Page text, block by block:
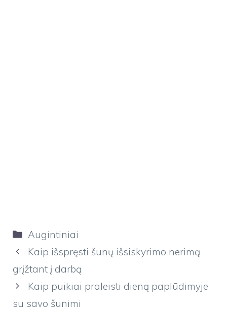
Kategorijos
Augintiniai
Kaip išspręsti šunų išsiskyrimo nerimą
grįžtant į darbą
Kaip puikiai praleisti dieną paplūdimyje
su savo šunimi